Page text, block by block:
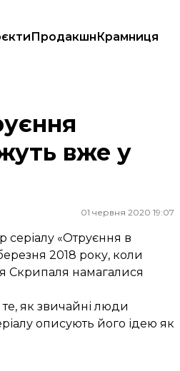
ПродакшнКрамниця
вже у
01 червня 2020 19:07
«Отруєння в
2018 року, коли
Скрипаля намагалися
як звичайні люди
описують його ідею як